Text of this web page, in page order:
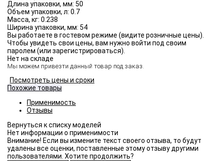
Длина упаковки, мм: 50
Объем упаковки, л: 0.7
Масса, кг: 0.238
Ширина упаковки, мм: 54
Вы работаете в гостевом режиме (видите розничные цены).
Чтобы увидеть свои цены, вам нужно войти под своим
паролем (или зарегистрироваться).
Нет на складе
Мы можем привезти данный товар под заказ.
Посмотреть цены и сроки
Похожие товары
Применимость
Отзывы
Нет информации о применимости
Внимание! Если вы измените текст своего отзыва, то будут
удалены все оценки, поставленные этому отзыву другими
пользователями. Хотите продолжить?